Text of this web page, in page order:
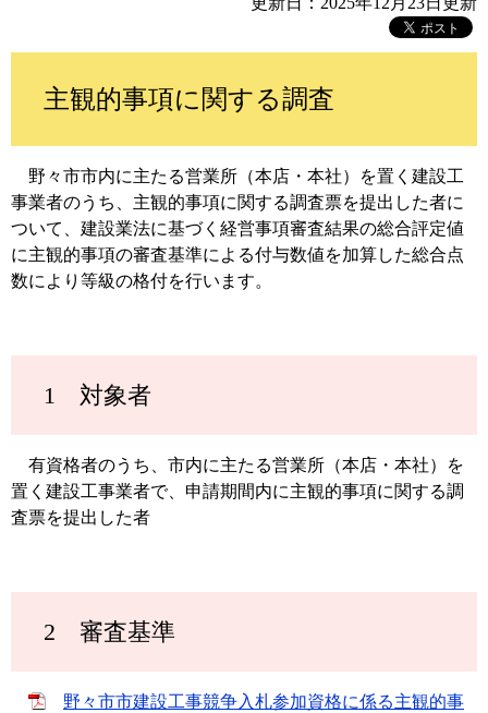
主観的事項に関する調査
野々市市内に主たる営業所（本店・本社）を置く建設工
事業者のうち、主観的事項に関する調査票を提出した者に
ついて、建設業法に基づく経営事項審査結果の総合評定値
に主観的事項の審査基準による付与数値を加算した総合点
数により等級の格付を行います。
1 対象者
有資格者のうち、市内に主たる営業所（本店・本社）を
置く建設工事業者で、申請期間内に主観的事項に関する調
査票を提出した者
2 審査基準
野々市市建設工事競争入札参加資格に係る主観的事